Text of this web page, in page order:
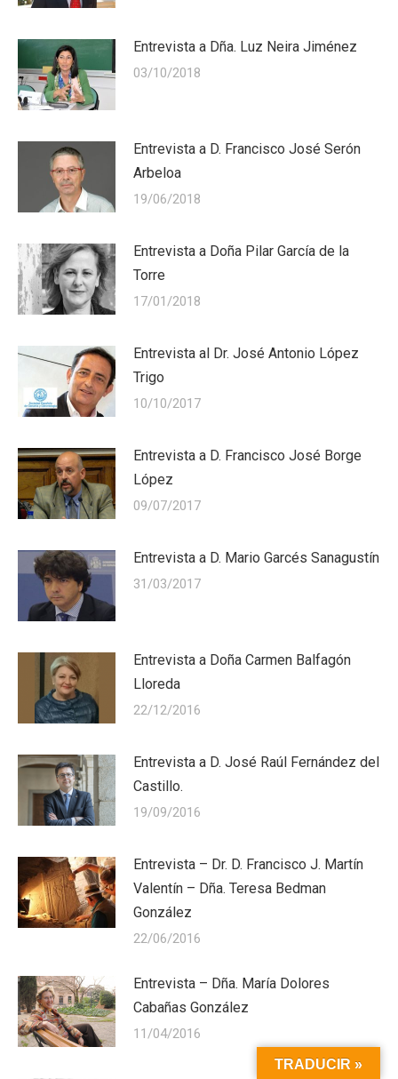
Entrevista a Dña. Luz Neira Jiménez
03/10/2018
Entrevista a D. Francisco José Serón
Arbeloa
19/06/2018
Entrevista a Doña Pilar García de la
Torre
17/01/2018
Entrevista al Dr. José Antonio López
Trigo
10/10/2017
Entrevista a D. Francisco José Borge
López
09/07/2017
Entrevista a D. Mario Garcés Sanagustín
31/03/2017
Entrevista a Doña Carmen Balfagón
Lloreda
22/12/2016
Entrevista a D. José Raúl Fernández del
Castillo.
19/09/2016
Entrevista – Dr. D. Francisco J. Martín
Valentín – Dña. Teresa Bedman
González
22/06/2016
Entrevista – Dña. María Dolores
Cabañas González
11/04/2016
TRADUCIR »